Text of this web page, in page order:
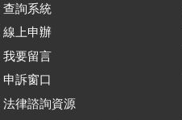
查詢系統
線上申辦
我要留言
申訴窗口
法律諮詢資源